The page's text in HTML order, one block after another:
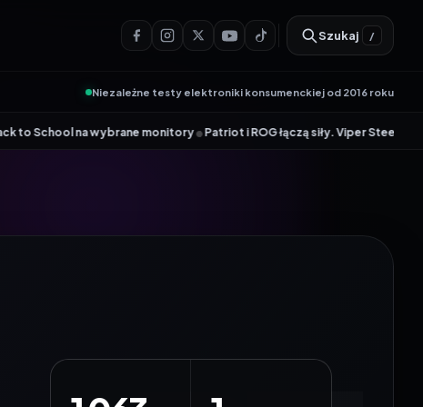
Szukaj /
Niezależne testy elektroniki konsumenckiej od 2016 roku
Patriot i ROG łączą siły. Viper Steel 5 Infinite RGB DDR5 ROG Edition